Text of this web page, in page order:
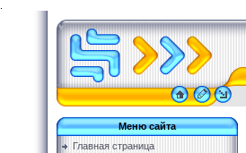
Меню сайта
Главная страница